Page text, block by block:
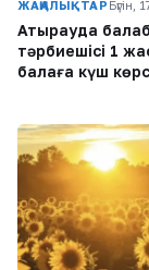
ЖАҢАЛЫҚТАР Бүгін,
Атырауда
тәрбиешісі 1
балаға күш